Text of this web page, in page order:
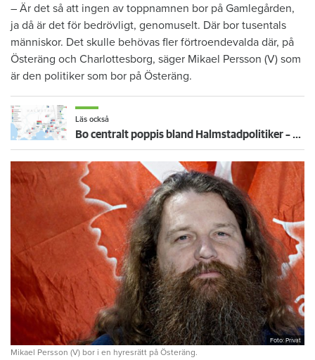
– Är det så att ingen av toppnamnen bor på Gamlegården,
ja då är det för bedrövligt, genomuselt. Där bor tusentals
människor. Det skulle behövas fler förtroendevalda där, på
Österäng och Charlottesborg, säger Mikael Persson (V) som
är den politiker som bor på Österäng.
Läs också
Bo centralt poppis bland Halmstadpolitiker – och i villa
Foto: Privat
Mikael Persson (V) bor i en hyresrätt på Österäng.